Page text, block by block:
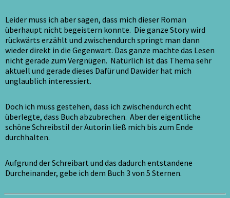
Leider muss ich aber sagen, dass mich dieser Roman
überhaupt nicht begeistern konnte. Die ganze Story wird
rückwärts erzählt und zwischendurch springt man dann
wieder direkt in die Gegenwart. Das ganze machte das Lesen
nicht gerade zum Vergnügen. Natürlich ist das Thema sehr
aktuell und gerade dieses Dafür und Dawider hat mich
unglaublich interessiert.
Doch ich muss gestehen, dass ich zwischendurch echt
überlegte, dass Buch abzubrechen. Aber der eigentliche
schöne Schreibstil der Autorin ließ mich bis zum Ende
durchhalten.
Aufgrund der Schreibart und das dadurch entstandene
Durcheinander, gebe ich dem Buch 3 von 5 Sternen.